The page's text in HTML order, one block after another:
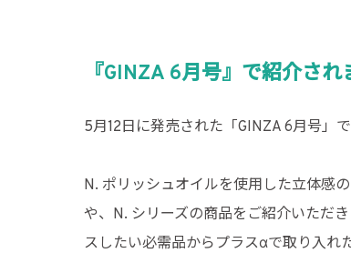
『GINZA 6月号』で紹介され
5月12日に発売された「GINZA 6月号」
N. ポリッシュオイルを使用した立体感
や、N. シリーズの商品をご紹介いただ
スしたい必需品からプラスαで取り入れ